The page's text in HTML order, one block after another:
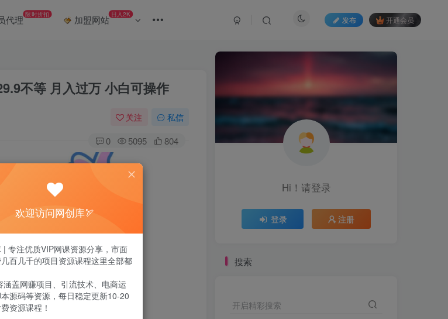
代理 限时折扣 加盟网站 日入2K
发布 开通会员
不等 月入过万 小白可操作
关注 私信
0 5095 804
Hi！请登录
登录 注册
搜索
开启精彩搜索
欢迎访问网创库🏹
| 专注优质VIP网课资源分享，市面
几百几千的项目资源课程这里全部都
涵盖网赚项目、引流技术、电商运
源码等资源，每日稳定更新10-20
资源课程！